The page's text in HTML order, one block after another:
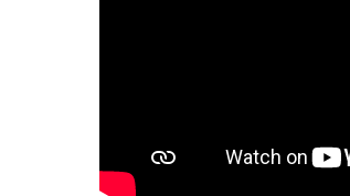
Culturele boycot
Ruimte voor